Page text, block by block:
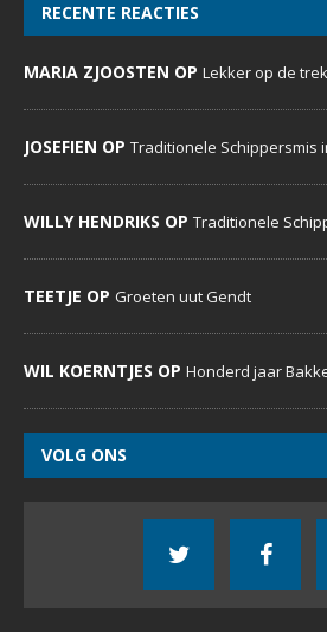
RECENTE REACTIES
MARIA ZJOOSTEN OP Lekker op de
JOSEFIEN OP Traditionele Schippersmis
WILLY HENDRIKS OP Traditionele
TEETJE OP Groeten uut Gendt
WIL KOERNTJES OP Honderd jaar
VOLG ONS